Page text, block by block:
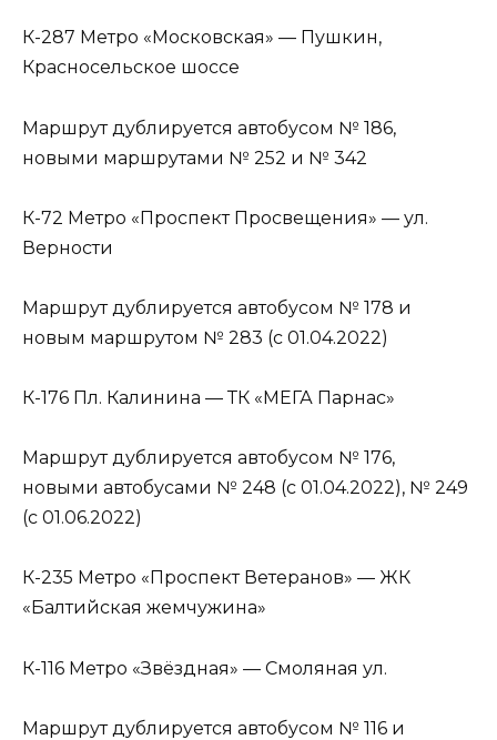
К-287 Метро «Московская» — Пушкин,
Красносельское шоссе
Маршрут дублируется автобусом № 186,
новыми маршрутами № 252 и № 342
К-72 Метро «Проспект Просвещения» — ул.
Верности
Маршрут дублируется автобусом № 178 и
новым маршрутом № 283 (с 01.04.2022)
К-176 Пл. Калинина — ТК «МЕГА Парнас»
Маршрут дублируется автобусом № 176,
новыми автобусами № 248 (с 01.04.2022), № 249
(с 01.06.2022)
К-235 Метро «Проспект Ветеранов» — ЖК
«Балтийская жемчужина»
К-116 Метро «Звёздная» — Смоляная ул.
Маршрут дублируется автобусом № 116 и